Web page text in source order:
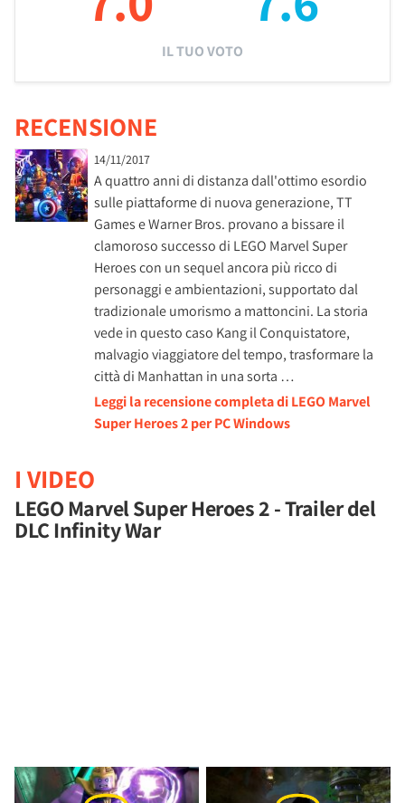
IL TUO VOTO
RECENSIONE
14/11/2017
A quattro anni di distanza dall'ottimo esordio
sulle piattaforme di nuova generazione, TT
Games e Warner Bros. provano a bissare il
clamoroso successo di LEGO Marvel Super
Heroes con un sequel ancora più ricco di
personaggi e ambientazioni, supportato dal
tradizionale umorismo a mattoncini. La storia
vede in questo caso Kang il Conquistatore,
malvagio viaggiatore del tempo, trasformare la
città di Manhattan in una sorta …
Leggi la recensione completa di LEGO Marvel
Super Heroes 2 per PC Windows
I VIDEO
LEGO Marvel Super Heroes 2 - Trailer del
DLC Infinity War